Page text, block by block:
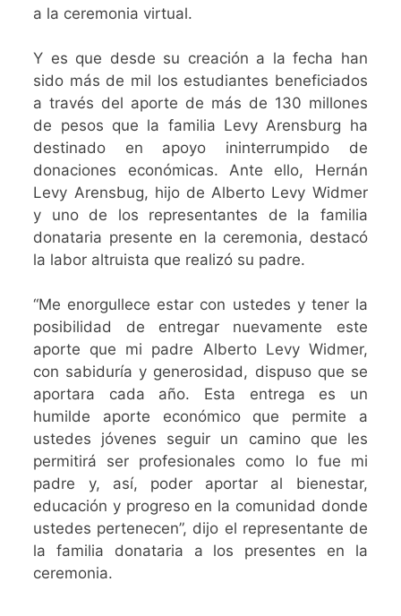
a la ceremonia virtual.
Y es que desde su creación a la fecha han
sido más de mil los estudiantes beneficiados
a través del aporte de más de 130 millones
de pesos que la familia Levy Arensburg ha
destinado en apoyo ininterrumpido de
donaciones económicas. Ante ello, Hernán
Levy Arensbug, hijo de Alberto Levy Widmer
y uno de los representantes de la familia
donataria presente en la ceremonia, destacó
la labor altruista que realizó su padre.
“Me enorgullece estar con ustedes y tener la
posibilidad de entregar nuevamente este
aporte que mi padre Alberto Levy Widmer,
con sabiduría y generosidad, dispuso que se
aportara cada año. Esta entrega es un
humilde aporte económico que permite a
ustedes jóvenes seguir un camino que les
permitirá ser profesionales como lo fue mi
padre y, así, poder aportar al bienestar,
educación y progreso en la comunidad donde
ustedes pertenecen”, dijo el representante de
la familia donataria a los presentes en la
ceremonia.